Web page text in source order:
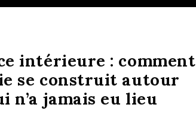
intérieure : comment
se construit autour
n’a jamais eu lieu